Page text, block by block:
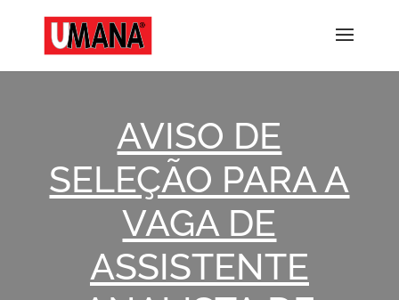
AVISO DE
SELEÇÃO PARA A
VAGA DE
ASSISTENTE